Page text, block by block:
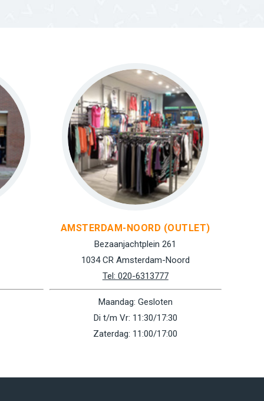
AMSTERDAM-NOORD (OUTLET)
Bezaanjachtplein 261
1034 CR Amsterdam-Noord
Tel: 020-6313777
Maandag: Gesloten
Di t/m Vr: 11:30/17:30
Zaterdag: 11:00/17:00